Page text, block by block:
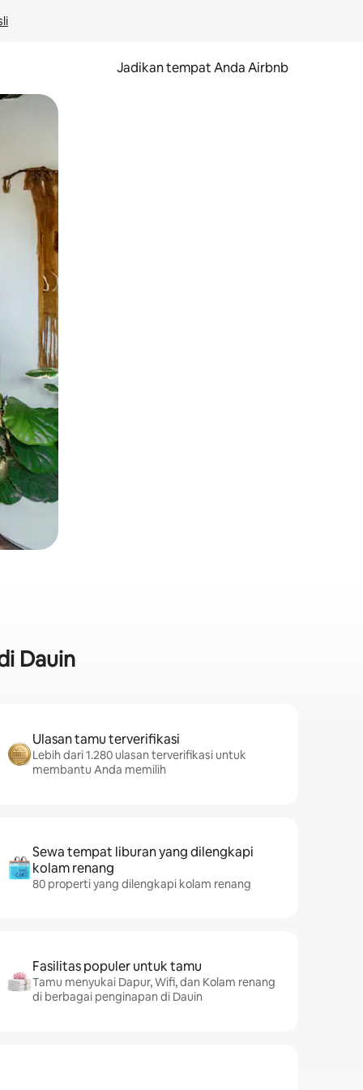
Jadikan tempat Anda Airbnb
menggeser.
Dauin
Ulasan tamu terverifikasi
Lebih dari 1.280 ulasan terverifikasi untuk
membantu Anda memilih
Sewa tempat liburan yang dilengkapi
kolam renang
80 properti yang dilengkapi kolam renang
Fasilitas populer untuk tamu
Tamu menyukai Dapur, Wifi, dan Kolam renang
di berbagai penginapan di Dauin